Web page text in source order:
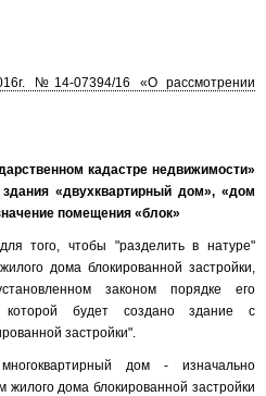
№14-07394/16 «О рассмотрении
кадастре недвижимости»
«двухквартирный дом», «дом
помещения «блок»
того, чтобы "разделить в натуре"
дома блокированной застройки,
законом порядке его
которой будет создано здание с
застройки".
дом - изначально
жилого дома блокированной застройки